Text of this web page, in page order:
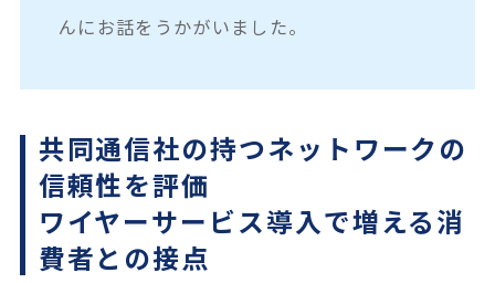
んにお話をうかがいました。
共同通信社の持つネットワークの
信頼性を評価
ワイヤーサービス導入で増える消
費者との接点